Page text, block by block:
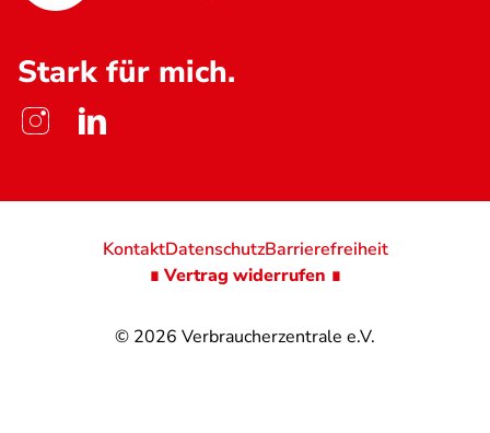
Stark für mich.
© 2026 Verbraucherzentrale e.V.
KontaktDatenschutzBarrierefreiheit
∎ Vertrag widerrufen ∎